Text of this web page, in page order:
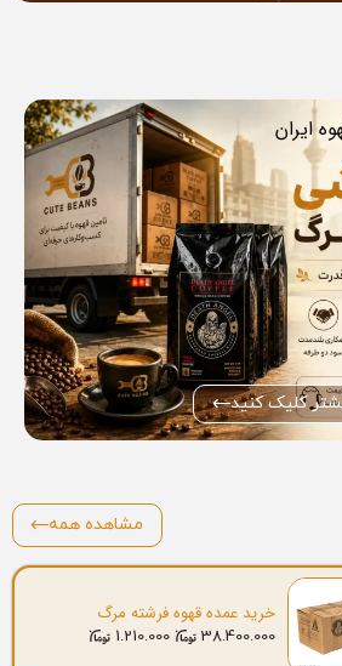
ایران
کلیک کنید
مشاهده همه
خرید عمده قهوه فرشته مرگ
38.400.000
1.210.000